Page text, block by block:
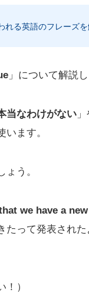
れる英語のフレーズ
」について解説し
当なわけがない
ます。
う。
we have a
たって発表された
！）